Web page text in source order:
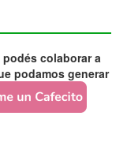
colaborar a
podamos generar